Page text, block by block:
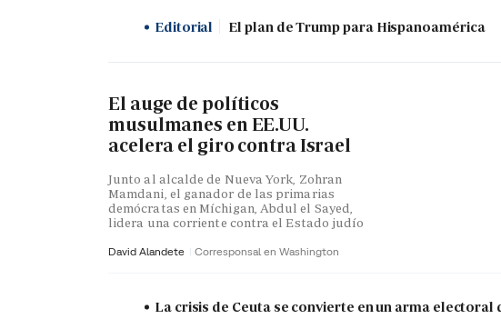
Editorial El plan de Trump para Hispanoamérica
El auge de políticos
musulmanes en EE.UU.
acelera el giro contra Israel
Junto al alcalde de Nueva York, Zohran
Mamdani, el ganador de las primarias
demócratas en Míchigan, Abdul el Sayed,
lidera una corriente contra el Estado judío
David Alandete Corresponsal en Washington
La crisis de Ceuta se convierte en un arma electoral